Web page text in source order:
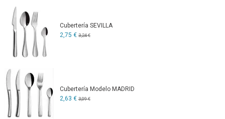
Cubertería SEVILLA
2,75 € 3,24 €
Cubertería Modelo MADRID
2,63 € 3,09 €